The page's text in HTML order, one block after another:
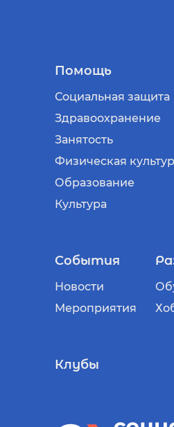
Помощь
Социальная защита
Здравоохранение
Занятость
Физическая
Образование
Культура
События
Новости
Мероприятия
Клубы